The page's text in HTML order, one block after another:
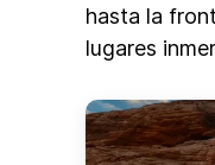
hasta la
lugares